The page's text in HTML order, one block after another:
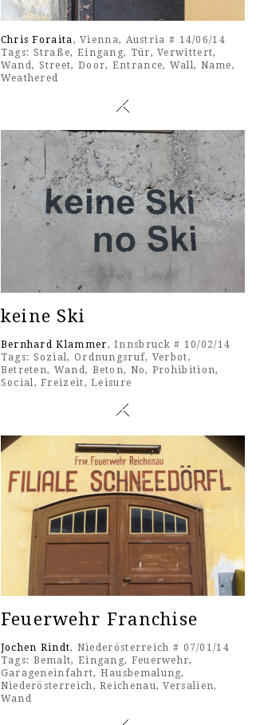
Chris Foraita, Vienna, Austria # 14/06/14
Tags: Straße, Eingang, Tür,Verwittert,
Wand, Street, Door, Entrance, Wall, Name,
Weathered
keine Ski
Bernhard Klammer, Innsbruck # 10/02/14
Tags: Sozial, Ordnungsruf, Verbot,
Betreten, Wand, Beton, No, Prohibition,
Social,Freizeit,Leisure
Feuerwehr Franchise
Jochen Rindt, Niederösterreich # 07/01/14
Tags: Bemalt, Eingang, Feuerwehr,
Garageneinfahrt, Hausbemalung,
Niederösterreich,Reichenau,Versalien,
Wand